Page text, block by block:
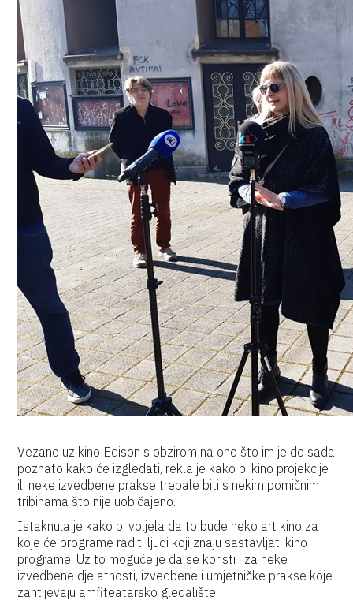
Vezano uz kino Edison s obzirom na ono što im je do sada
poznato kako će izgledati, rekla je kako bi kino projekcije
ili neke izvedbene prakse trebale biti s nekim pomičnim
tribinama što nije uobičajeno.
Istaknula je kako bi voljela da to bude neko art kino za
koje će programe raditi ljudi koji znaju sastavljati kino
programe. Uz to moguće je da se koristi i za neke
izvedbene djelatnosti, izvedbene i umjetničke prakse koje
zahtijevaju amfiteatarsko gledalište.